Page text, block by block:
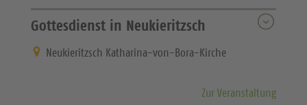
Gottesdienst in Neukieritzsch
Neukieritzsch Katharina-von-Bora-Kirche
Zur Veranstaltung